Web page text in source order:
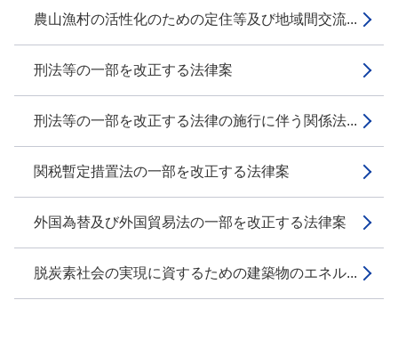
農山漁村の活性化のための定住等及び地域間交流...
刑法等の一部を改正する法律案
刑法等の一部を改正する法律の施行に伴う関係法...
関税暫定措置法の一部を改正する法律案
外国為替及び外国貿易法の一部を改正する法律案
脱炭素社会の実現に資するための建築物のエネル...